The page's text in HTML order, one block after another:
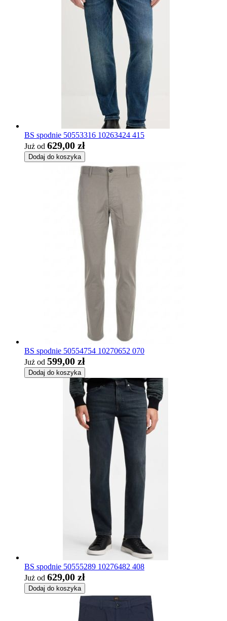
BS spodnie 50553316 10263424 415
Już od 629,00 zł
Dodaj do koszyka
BS spodnie 50554754 10270652 070
Już od 599,00 zł
Dodaj do koszyka
BS spodnie 50555289 10276482 408
Już od 629,00 zł
Dodaj do koszyka